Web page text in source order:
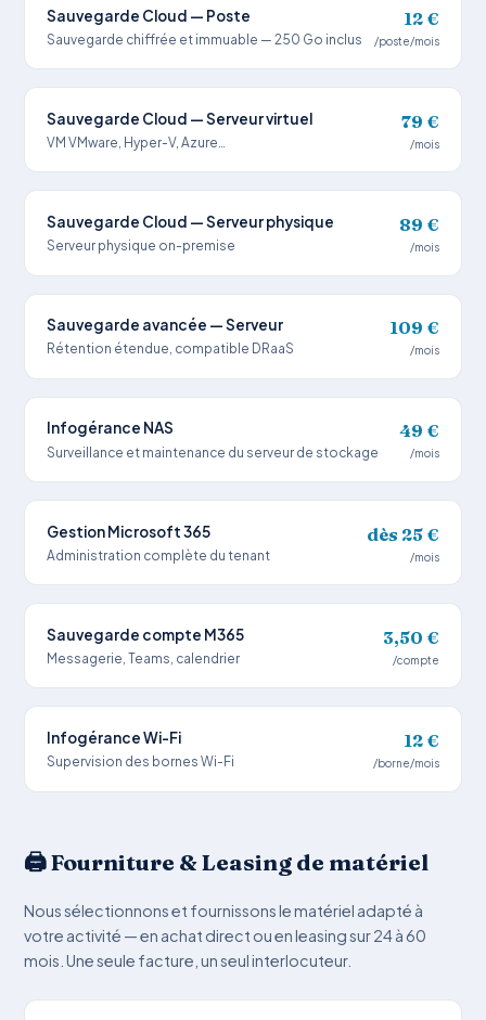
Sauvegarde Cloud — Poste
Sauvegarde chiffrée et immuable — 250 Go inclus
12 €
/poste/mois
Sauvegarde Cloud — Serveur virtuel
VM VMware, Hyper-V, Azure…
79 €
/mois
Sauvegarde Cloud — Serveur physique
Serveur physique on-premise
89 €
/mois
Sauvegarde avancée — Serveur
Rétention étendue, compatible DRaaS
109 €
/mois
Infogérance NAS
Surveillance et maintenance du serveur de stockage
49 €
/mois
Gestion Microsoft 365
Administration complète du tenant
dès 25 €
/mois
Sauvegarde compte M365
Messagerie, Teams, calendrier
3,50 €
/compte
Infogérance Wi-Fi
Supervision des bornes Wi-Fi
12 €
/borne/mois
🖨️ Fourniture & Leasing de matériel
Nous sélectionnons et fournissons le matériel adapté à
votre activité — en achat direct ou en leasing sur 24 à 60
mois. Une seule facture, un seul interlocuteur.